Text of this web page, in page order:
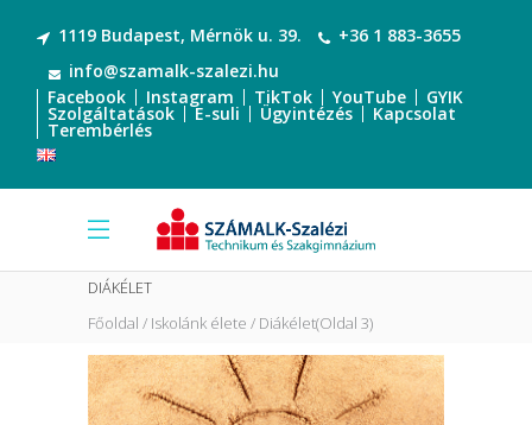
1119 Budapest, Mérnök u. 39.
+36 1 883-3655
info@szamalk-szalezi.hu
Facebook
Instagram TikTok YouTube GYIK
Szolgáltatások E-suli Ügyintézés Kapcsolat
Terembérlés
DIÁKÉLET
Főoldal Iskolánk élete Diákélet(Oldal 3)